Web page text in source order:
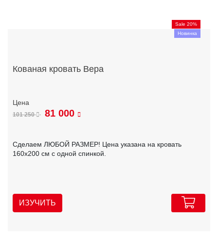
Sale 20%
Новинка
Кованая кровать Вера
101 250 81 000
Сделаем ЛЮБОЙ РАЗМЕР! Цена указана на кровать
160х200 см с одной спинкой.
ИЗУЧИТЬ